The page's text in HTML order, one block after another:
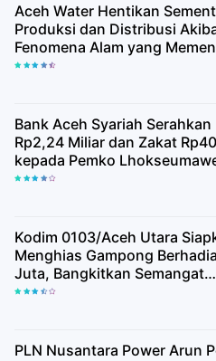
Aceh Water Hentikan
Produksi dan Distribusi
Fenomena Alam yang
Kualitas Air Baku
Bank Aceh Syariah
Rp2,24 Miliar dan Zakat
kepada Pemko
Kodim 0103/Aceh Utara
Menghias Gampong
Juta, Bangkitkan Semangat
Kemerdekaan hingga Pelosok
PLN Nusantara Power Arun